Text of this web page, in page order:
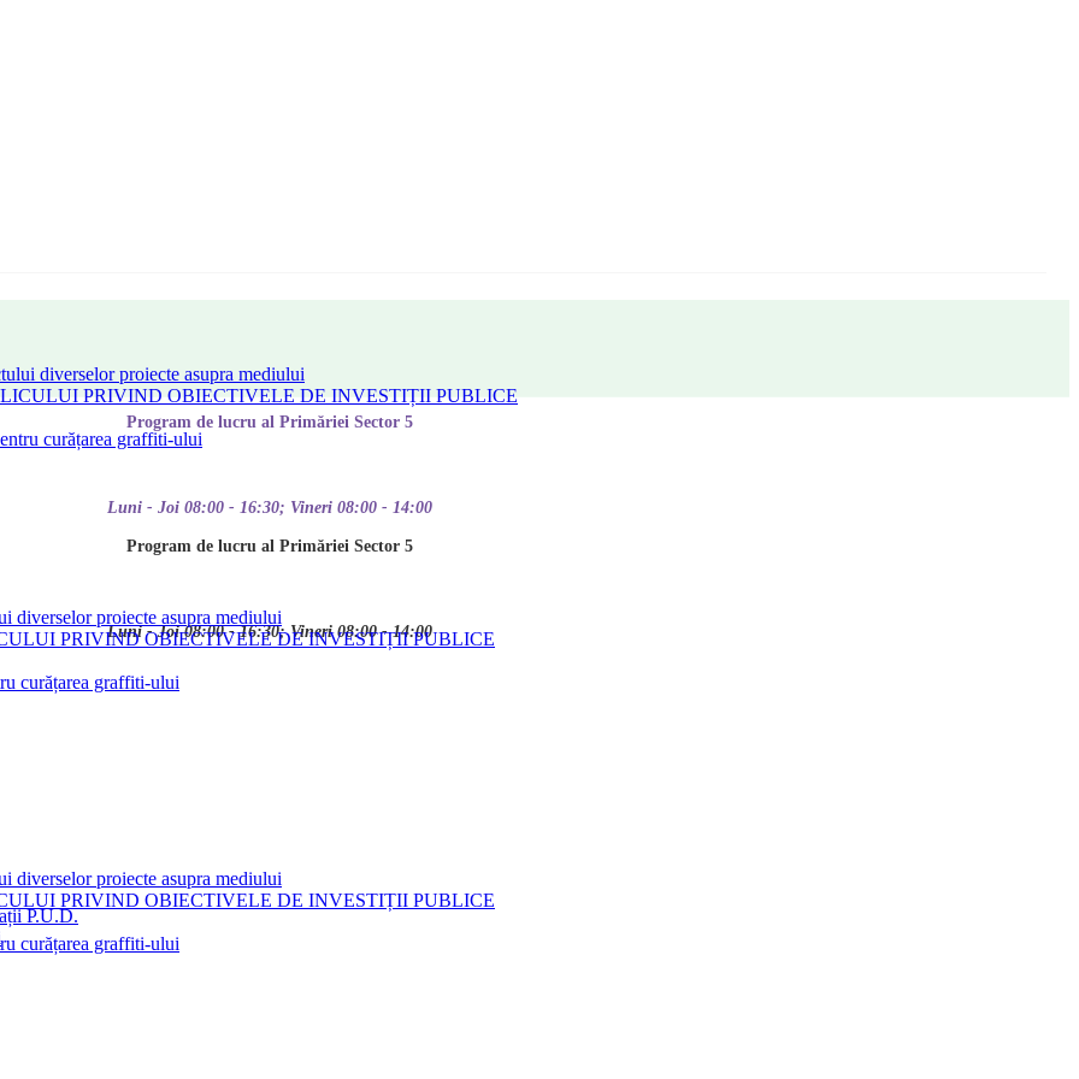
diverselor proiecte asupra mediului
PRIVIND OBIECTIVELE DE INVESTIȚII PUBLICE
curățarea graffiti-ului
P.U.D.
Program de lucru al Primăriei Sector 5
Luni - Joi 08:00 - 16:30; Vineri 08:00 - 14:00
Program de lucru al Primăriei Sector 5
Luni - Joi 08:00 - 16:30; Vineri 08:00 - 14:00
diverselor proiecte asupra mediului
PRIVIND OBIECTIVELE DE INVESTIȚII PUBLICE
curățarea graffiti-ului
diverselor proiecte asupra mediului
PRIVIND OBIECTIVELE DE INVESTIȚII PUBLICE
curățarea graffiti-ului